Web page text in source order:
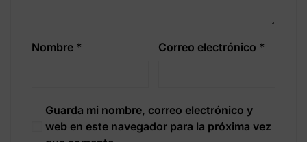
Nombre * Correo electrónico *
Guarda mi nombre, correo electrónico y
web en este navegador para la próxima vez